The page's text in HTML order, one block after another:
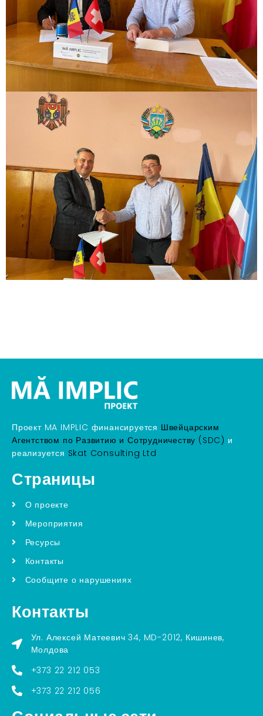
Проект MA IMPLIC финансируется Швейцарским
Агентством по Развитию и Сотрудничеству (SDC) и
реализуется Skat Consulting Ltd
Страницы
О проекте
Мероприятия
Ресурсы
Контакты
Сообщите о нарушениях
Контакты
Ул. Алексей Матеевич 34, MD-2012, Кишинев,
Молдова
+373 22 212 053
+373 22 212 056